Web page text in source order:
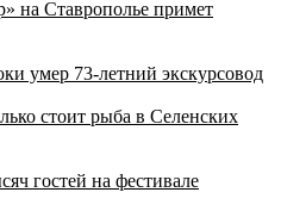
на Ставрополье примет
умер 73-летний экскурсовод
стоит рыба в Селенских
гостей на фестивале